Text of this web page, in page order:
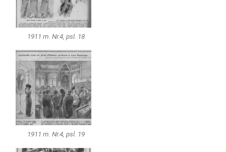
1911 m. Nr.4, psl. 18
1911 m. Nr.4, psl. 19